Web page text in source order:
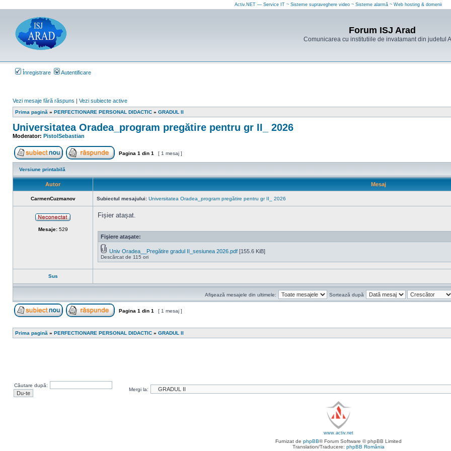
Activ.NET — Service IT ~ Sisteme supraveghere video ~ Sisteme alarmă ~ Web hosting & domenii
Forum ISJ Arad
Comunicarea cu institutiile de invatamant din judetul
Înregistrare Autentificare
Vezi mesaje fără răspuns | Vezi subiecte active
Prima pagină » PERFECTIONARE PERSONAL DIDACTIC » GRADUL II
Universitatea Oradea_program pregătire pentru gr II_ 2026
Moderator: PistolSebastian
Scrie un subiect nou Răspunde la subiect
Pagina 1 din 1 [ 1 mesaj ]
Versiune printabilă
Autor Mesaj
CarmenCuzmanov Subiectul mesajului: Universitatea Oradea_program pregătire pentru gr II_ 2026
Mesaje:529
Fișier atașat.
Fişiere ataşate:
Univ Oradea__Pregătire gradul II_sesiunea 2026.pdf [155.6 KiB]
Descărcat de 115 ori
Sus
Afişează mesajele din ultimele: Sortează după
Pagina 1 din 1 [ 1 mesaj ]
Prima pagină » PERFECTIONARE PERSONAL DIDACTIC » GRADUL II
Căutare după:
Mergi la:
www.activ.net
Furnizat de phpBB® Forum Software © phpBB Limited
Translation/Traducere: phpBB România